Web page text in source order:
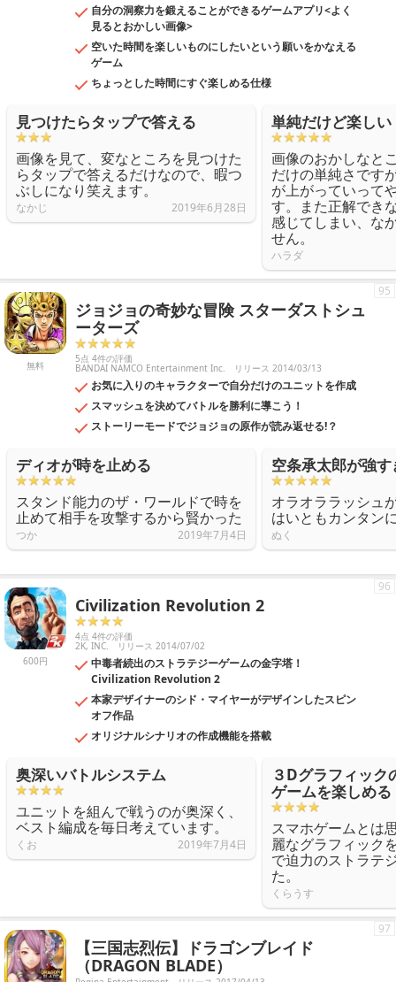
自分の洞察力を鍛えることができるゲームアプリ<よく
見るとおかしい画像>
空いた時間を楽しいものにしたいという願いをかなえる
ゲーム
ちょっとした時間にすぐ楽しめる仕様
見つけたらタップで答える
画像を見て、変なところを見つけた
らタップで答えるだけなので、暇つ
ぶしになり笑えます。
なかじ 2019年6月28日
単純だけど楽しい
画像のおかしなと
だけの単純さです
が上がっていって
す。また正解でき
感じてしまい、な
せん。
ハラダ
無料
ジョジョの奇妙な冒険 スターダストシュ
ーターズ
5点 4件の評価
BANDAI NAMCO Entertainment Inc. リリース 2014/03/13
お気に入りのキャラクターで自分だけのユニットを作成
スマッシュを決めてバトルを勝利に導こう！
ストーリーモードでジョジョの原作が読み返せる!？
95
ディオが時を止める
スタンド能力のザ・ワールドで時を
止めて相手を攻撃するから賢かった
つか 2019年7月4日
空条承太郎が強す
オラオララッシュ
はいともカンタン
ぬく
600円
Civilization Revolution 2
4点 4件の評価
2K, INC. リリース 2014/07/02
中毒者続出のストラテジーゲームの金字塔！
Civilization Revolution 2
本家デザイナーのシド・マイヤーがデザインしたスピン
オフ作品
オリジナルシナリオの作成機能を搭載
96
奥深いバトルシステム
ユニットを組んで戦うのが奥深く、
ベスト編成を毎日考えています。
くお 2019年7月4日
３Dグラフィック
ゲームを楽しめる
スマホゲームとは
麗なグラフィック
で迫力のストラテ
た。
くらうす
【三国志烈伝】ドラゴンブレイド
（DRAGON BLADE）
97